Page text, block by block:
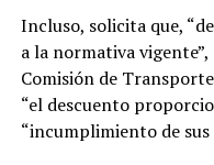
Incluso, solicita que,
a la normativa
Comisión de
“el descuento
“incumplimiento de sus